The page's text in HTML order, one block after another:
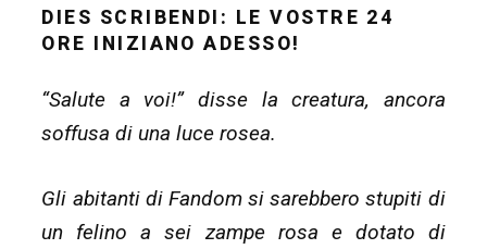
IL
DIES SCRIBENDI: LE VOSTRE 24
ORE INIZIANO ADESSO!
“Salute a voi!” disse la creatura, ancora
soffusa di una luce rosea.
Gli abitanti di Fandom si sarebbero stupiti di
un felino a sei zampe rosa e dotato di